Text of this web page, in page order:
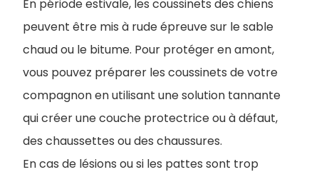
En période estivale, les coussinets des chiens
peuvent être mis à rude épreuve sur le sable
chaud ou le bitume. Pour protéger en amont,
vous pouvez préparer les coussinets de votre
compagnon en utilisant une solution tannante
qui créer une couche protectrice ou à défaut,
des chaussettes ou des chaussures.
En cas de lésions ou si les pattes sont trop